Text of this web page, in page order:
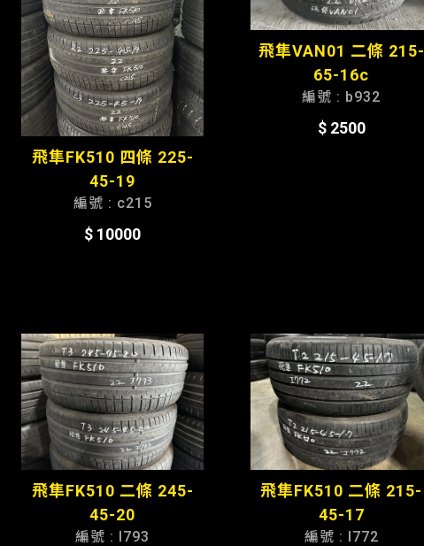
飛隼FK510 四條 225-
45-19
編號 : c215
$ 10000
飛隼VAN01 二條 215-
65-16c
編號 : b932
$ 2500
飛隼FK510 二條 245-
45-20
編號 : I793
飛隼FK510 二條 215-
45-17
編號 : I772